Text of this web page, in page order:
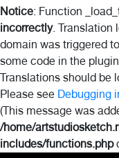
Notice: Function
incorrectly. Translation
domain was triggered
some code in the
Translations should be
Please see Debugging
(This message was
/home/
includes/functions.php